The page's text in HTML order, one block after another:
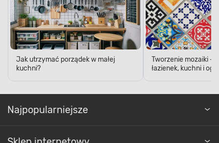
Jak utrzymać porządek w małej
kuchni?
Tworzenie mozaiki -
łazienek, kuchni i
Najpopularniejsze